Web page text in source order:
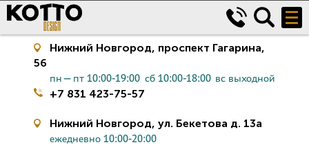
Нижний Новгород, проспект Гагарина,
56
пн—пт 10:00-19:00 сб 10:00-18:00 вс выходной
+7 831 423-75-57
Нижний Новгород, ул. Бекетова д. 13а
ежедневно 10:00-20:00